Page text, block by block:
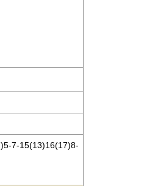
7-15(13)16(17)8-